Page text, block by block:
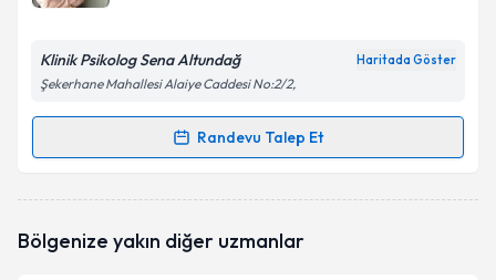
Kişisel verilerimin işlenmesine ilişkin
Metni'ni okudum ve kişisel verilerimin belirtilen
Takvim Talebini Gönder
Klinik Psikolog Sena Altundağ Haritada Göster
Şekerhane Mahallesi Alaiye Caddesi No:2/2,
Randevu Talep Et
Randevu Takvimi Talebi
talebi oluşturun. Size bu uzmandan randevu almanız
Bölgenize yakın diğer uzmanlar